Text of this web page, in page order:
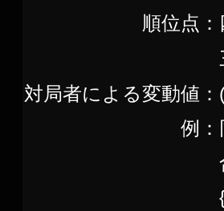
順位点：
対局者による変動値：
例：